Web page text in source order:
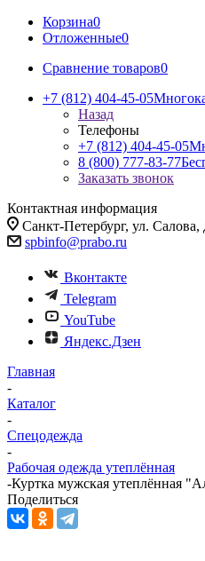
Корзина0
Отложенные0
Сравнение товаров0
+7 (812) 404-45-05
Назад
Телефоны
+7 (812) 404-45-05
8 (800) 777-83-77
Заказать звонок
Контактная информация
Санкт-Петербург, ул.
spbinfo@prabo.ru
Вконтакте
Telegram
YouTube
Яндекс.Дзен
Главная
-
Каталог
-
Спецодежда
-
Рабочая одежда утеплённая
-Куртка мужская утеплённая
Поделиться